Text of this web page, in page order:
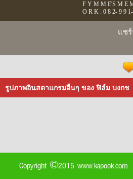
F Y M M E'S M E
O R K : 0 8 2- 9 9
แช
รูปภาพอินสตาแกรมอื่นๆ ของ ฟิล์ม บงกช
Copyright ©2015 www.kapook.com